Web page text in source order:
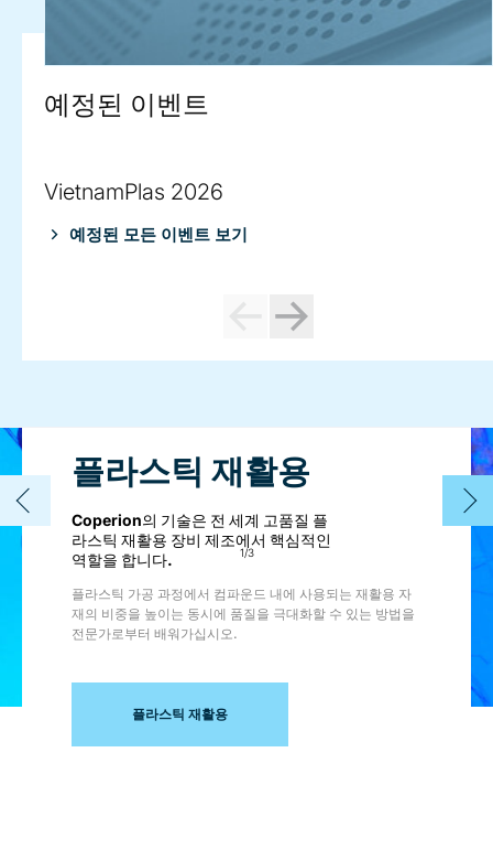
예정된 이벤트
VietnamPlas 2026
예정된 모든 이벤트 보기
플라스틱 재활용
Coperion의 기술은 전 세계 고품질 플
라스틱 재활용 장비 제조에서 핵심적인
역할을 합니다.
플라스틱 가공 과정에서 컴파운드 내에 사용되는 재활용 자
재의 비중을 높이는 동시에 품질을 극대화할 수 있는 방법을
전문가로부터 배워가십시오.
플라스틱 재활용
1/3